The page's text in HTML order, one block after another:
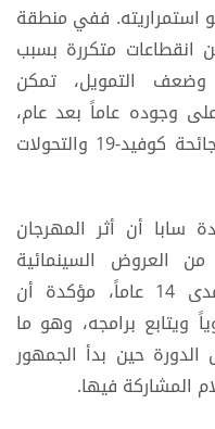
هو استمراريته. ففي منطقة
انقطاعات متكررة بسبب
وضعف التمويل، تمكن
وجوده عاماً بعد عام،
متجاوزاً تحديات عديدة، من بينها جائحة كوفيد-19 والتحولات
سابا أن أثر المهرجان
العروض السينمائية
المتخصصة بقضايا المرأة على مدى 14 عاماً، مؤكدة أن
ويتابع برامجه، وهو ما
حين بدأ الجمهور
المشاركة فيها.